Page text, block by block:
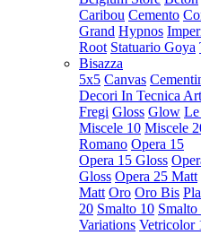
Caribou Cemento
Grand Hypnos
Root Statuario Goya
Bisazza
5x5 Canvas
Decori In Tecnica
Fregi Gloss Glow Le
Miscele 10 Miscele
Romano Opera 15
Opera 15 Gloss
Gloss Opera 25 Matt
Matt Oro Oro Bis
20 Smalto 10 Smalto
Variations Vetricolor